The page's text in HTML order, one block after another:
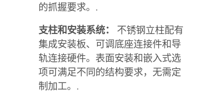
的抓握要求。.
支柱和安装系统：
不锈钢立柱配有
集成安装板、可调底座连接件和导
轨连接硬件。表面安装和嵌入式选
项可满足不同的结构要求，无需定
制加工。.